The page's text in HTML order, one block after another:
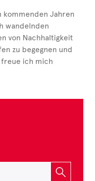
kommenden Jahren
wandelnden
von Nachhaltigkeit
zu begegnen und
ich mich